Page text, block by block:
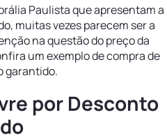
Paulista que apresentam a
muitas vezes parecem ser a
na questão do preço da
um exemplo de compra de
garantido.
por Desconto